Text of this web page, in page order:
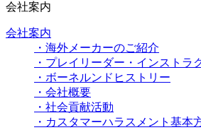
会社案内
会社案内
・海外メーカーのご紹介
・プレイリーダー・インストラ
・ボーネルンドヒストリー
・会社概要
・社会貢献活動
・カスタマーハラスメント基本